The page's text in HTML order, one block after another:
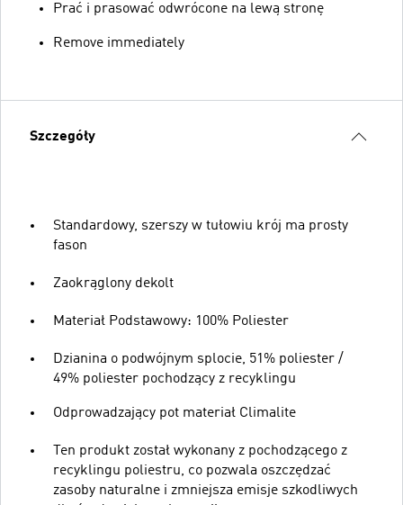
Prać i prasować odwrócone na lewą stronę
Remove immediately
Szczegóły
Standardowy, szerszy w tułowiu krój ma prosty
fason
Zaokrąglony dekolt
Materiał Podstawowy: 100% Poliester
Dzianina o podwójnym splocie, 51% poliester /
49% poliester pochodzący z recyklingu
Odprowadzający pot materiał Climalite
Ten produkt został wykonany z pochodzącego z
recyklingu poliestru, co pozwala oszczędzać
zasoby naturalne i zmniejsza emisje szkodliwych